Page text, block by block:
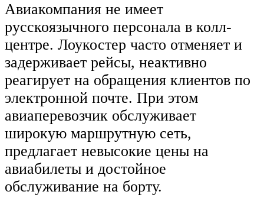
Авиакомпания не имеет
русскоязычного персонала в колл-
центре. Лоукостер часто отменяет и
задерживает рейсы, неактивно
реагирует на обращения клиентов по
электронной почте. При этом
авиаперевозчик обслуживает
широкую маршрутную сеть,
предлагает невысокие цены на
авиабилеты и достойное
обслуживание на борту.